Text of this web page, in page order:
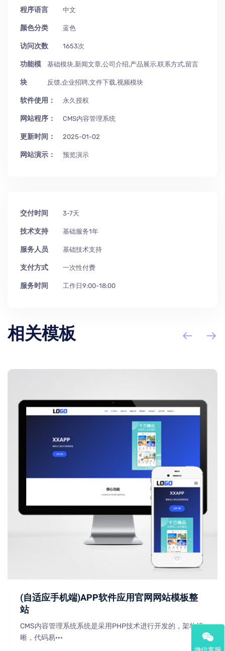
程序语言 中文
颜色分类 蓝色
访问次数 1653次
功能模
块
基础模块,新闻文章,公司介绍,产品展示,联系方式,留言
反馈,企业招聘,文件下载,视频模块
软件使用： 永久授权
网站程序： CMS内容管理系统
更新时间： 2025-01-02
网站演示： 预览演示
交付时间 3-7天
技术支持 基础服务1年
服务人员 基础技术支持
支付方式 一次性付费
服务时间 工作日9:00-18:00
相关模板
(自适应手机端)APP软件应用官网网站模板整
站
CMS内容管理系统系统是采用PHP技术进行开发的，架构清
晰，代码易···